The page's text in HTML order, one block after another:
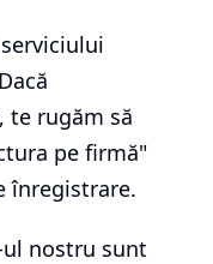
te rugăm să
pe firmă"
înregistrare.
nostru sunt